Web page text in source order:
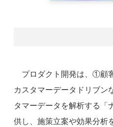
プロダクト開発は、①顧
カスタマーデータドリブン
タマーデータを解析する「
供し、施策立案や効果分析